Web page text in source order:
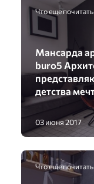
Что еще почитать
Мансарда
buro5
детства
03 июня 2017
Что еще почитать